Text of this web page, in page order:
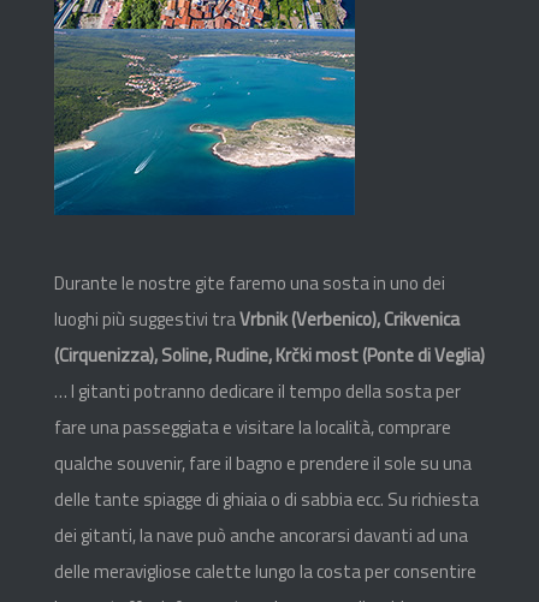
Durante le nostre gite faremo una sosta in uno dei
luoghi più suggestivi traVrbnik (Verbenico), Crikvenica
(Cirquenizza), Soline, Rudine, Krčki most (Ponte di Veglia)
… I gitanti potranno dedicare il tempo della sosta per
fare una passeggiata e visitare la località, comprare
qualche souvenir, fare il bagno e prendere il sole su una
delle tante spiagge di ghiaia o di sabbia ecc. Su richiesta
dei gitanti, la nave può anche ancorarsi davanti ad una
delle meravigliose calette lungo la costa per consentire